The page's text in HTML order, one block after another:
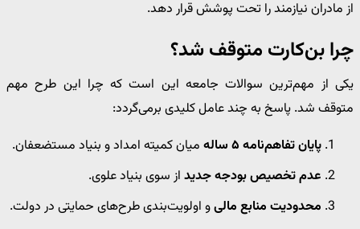
از مادران نیازمند را تحت پوشش قرار دهد.
چرا بن‌کارت متوقف شد؟
یکی از مهم‌ترین سوالات جامعه این است که چرا این طرح مهم
متوقف شد. پاسخ به چند عامل کلیدی برمی‌گردد:
پایان تفاهم‌نامه ۵ ساله
میان کمیته امداد و بنیاد مستضعفان.
عدم تخصیص بودجه جدید از سوی بنیاد علوی.
محدودیت منابع مالیو اولویت‌بندی طرح‌های حمایتی در دولت.